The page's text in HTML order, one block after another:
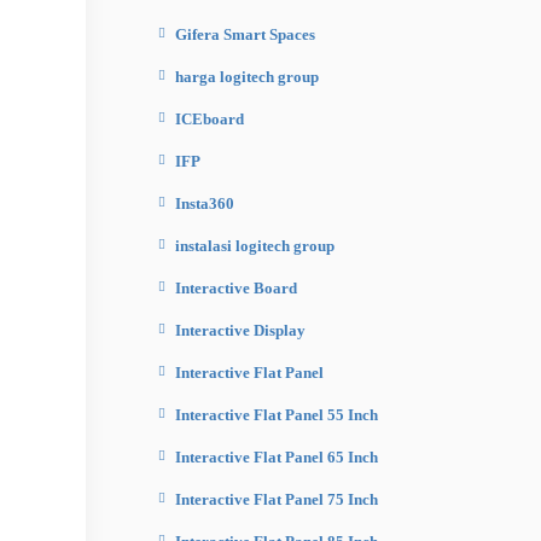
Gifera Smart Spaces
harga logitech group
ICEboard
IFP
Insta360
instalasi logitech group
Interactive Board
Interactive Display
Interactive Flat Panel
Interactive Flat Panel 55 Inch
Interactive Flat Panel 65 Inch
Interactive Flat Panel 75 Inch